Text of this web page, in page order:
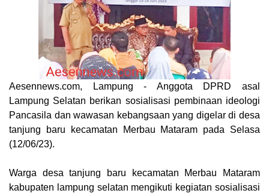
Aesennews.com, Lampung - Anggota DPRD asal
Lampung Selatan berikan sosialisasi pembinaan ideologi
Pancasila dan wawasan kebangsaan yang digelar di desa
tanjung baru kecamatan Merbau Mataram pada Selasa
(12/06/23).
Warga desa tanjung baru kecamatan Merbau Mataram
kabupaten lampung selatan mengikuti kegiatan sosialisasi